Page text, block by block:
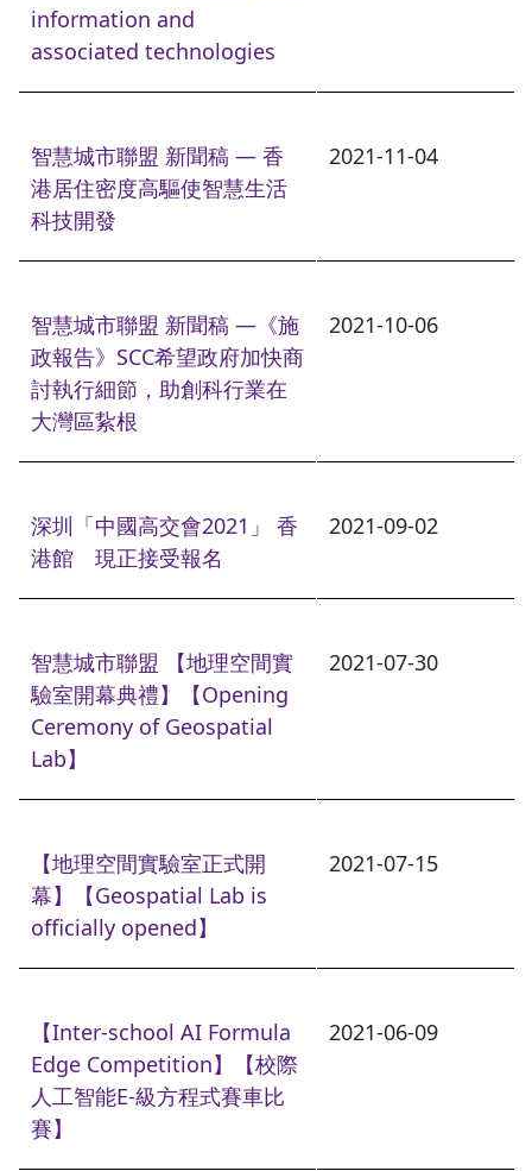
information and
associated technologies
智慧城市聯盟 新聞稿 — 香
港居住密度高驅使智慧生活
科技開發
2021-11-04
智慧城市聯盟 新聞稿 —《施
政報告》SCC希望政府加快商
討執行細節，助創科行業在
大灣區紥根
2021-10-06
深圳「中國高交會2021」 香
港館 現正接受報名
2021-09-02
智慧城市聯盟 【地理空間實
驗室開幕典禮】【Opening
Ceremony of Geospatial
Lab】
2021-07-30
【地理空間實驗室正式開
幕】【Geospatial Lab is
officially opened】
2021-07-15
【Inter-school AI Formula
Edge Competition】【校際
人工智能E-級方程式賽車比
賽】
2021-06-09